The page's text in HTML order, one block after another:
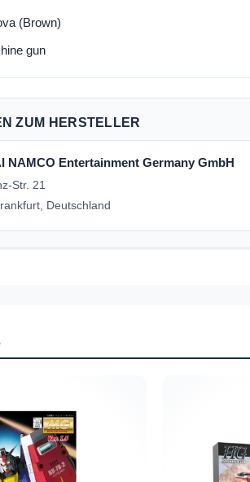
(Brown)
gun
ZUM HERSTELLER
NAMCO Entertainment Germany GmbH
Str. 21
Deutschland